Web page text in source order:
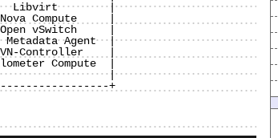
Libvirt        |
Compute     |
vSwitch     |
Agent  |
Controller    |
Compute  |
|
+